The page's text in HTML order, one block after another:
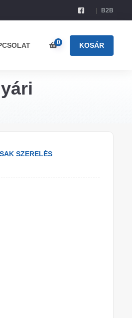
B2B
0 KOSÁR
SZERELÉS